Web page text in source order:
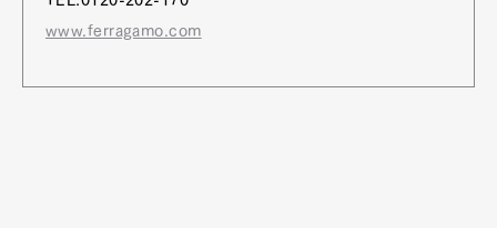
www.ferragamo.com